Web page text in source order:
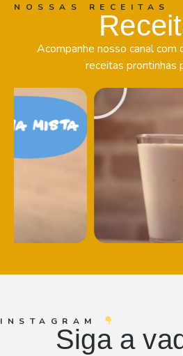
NOSSAS RECEITAS
Acompanhe nosso canal com
receitas prontinhas
INSTAGRAM
Siga a